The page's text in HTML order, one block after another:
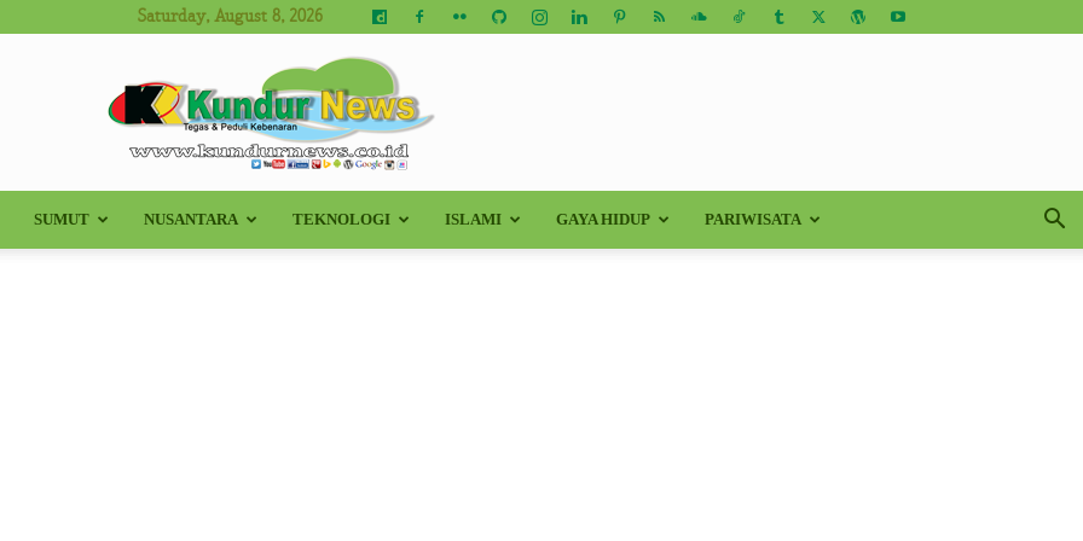
Saturday, August 8, 2026
Kundur
SUMUT NUSANTARA TEKNOLOGI ISLAMI GAYA HIDUP PARIWISATA